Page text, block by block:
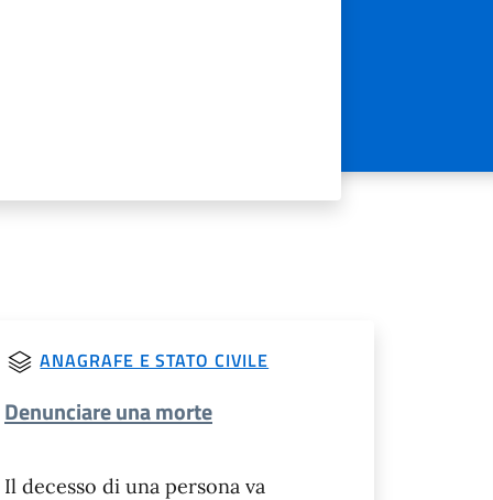
ANAGRAFE E STATO CIVILE
Denunciare una morte
Il decesso di una persona va